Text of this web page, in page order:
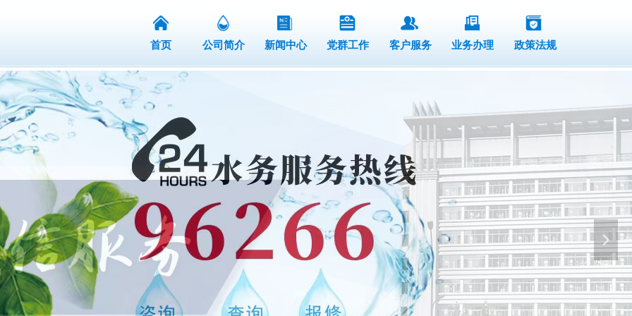
넲
首页 公司简介 新闻中心 党群工作 客户服务 业务办理 政策法规